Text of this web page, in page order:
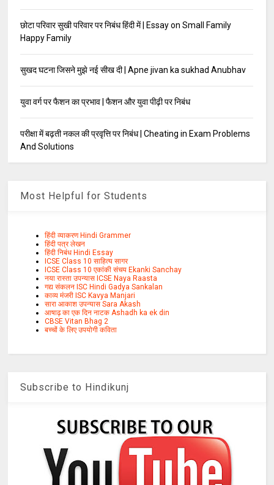
छोटा परिवार सुखी परिवार पर निबंध हिंदी में | Essay on Small Family
Happy Family
सुखद घटना जिसने मुझे नई सीख दी | Apne jivan ka sukhad Anubhav
युवा वर्ग पर फैशन का प्रभाव | फैशन और युवा पीढ़ी पर निबंध
परीक्षा में बढ़ती नकल की प्रवृत्ति पर निबंध | Cheating in Exam Problems
And Solutions
Most Helpful for Students
हिंदी व्याकरण Hindi Grammer
हिंदी पत्र लेखन
हिंदी निबंध Hindi Essay
ICSE Class 10 साहित्य सागर
ICSE Class 10 एकांकी संचय Ekanki Sanchay
नया रास्ता उपन्यास ICSE Naya Raasta
गद्य संकलन ISC Hindi Gadya Sankalan
काव्य मंजरी ISC Kavya Manjari
सारा आकाश उपन्यास Sara Akash
आषाढ़ का एक दिन नाटक Ashadh ka ek din
CBSE Vitan Bhag 2
बच्चों के लिए उपयोगी कविता
Subscribe to Hindikunj